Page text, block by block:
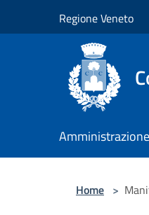
Regione Veneto
Amministrazione
Home >